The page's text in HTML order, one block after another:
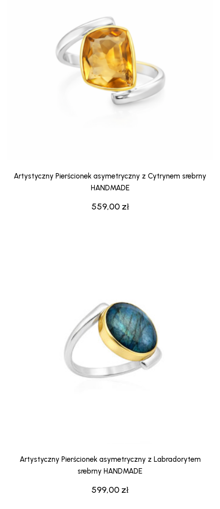
559,00 zł
Artystyczny Pierścionek asymetryczny z Cytrynem srebrny
HANDMADE
599,00 zł
Artystyczny Pierścionek asymetryczny z Labradorytem
srebrny HANDMADE